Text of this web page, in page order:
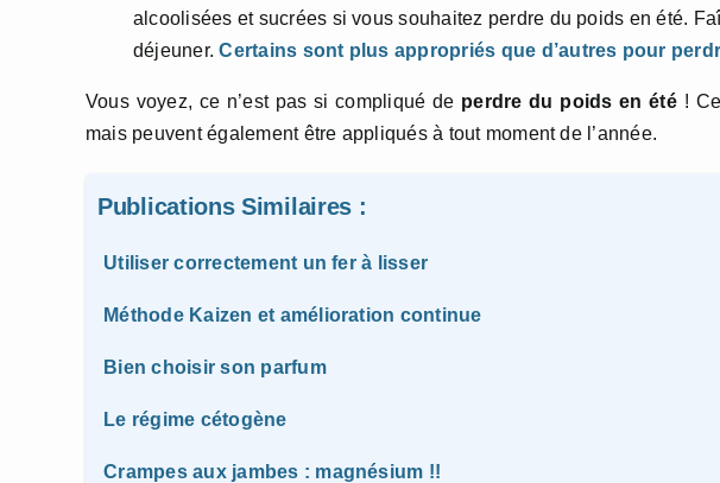
alcoolisées et sucrées si vous souhaitez perdre du poids en été.
déjeuner.Certains sont plus appropriés que d’autres pour
Vous voyez, ce n’est pas si compliqué de perdre du poids en été!
mais peuvent également être appliqués à tout moment de l’année.
Publications Similaires :
Utiliser correctement un fer à lisser
Méthode Kaizen et amélioration continue
Bien choisir son parfum
Le régime cétogène
Crampes aux jambes : magnésium !!